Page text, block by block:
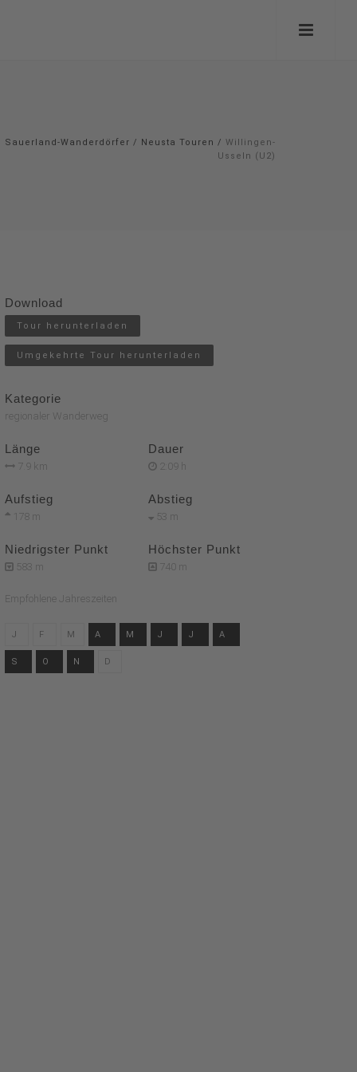
Sauerland-Wanderdörfer / Neusta Touren / Willingen-
Usseln (U2)
Download
Tour herunterladen
Umgekehrte Tour herunterladen
Kategorie
regionaler Wanderweg
Länge
7.9 km
Dauer
2:09 h
Aufstieg
178 m
Abstieg
53 m
Niedrigster Punkt
583 m
Höchster Punkt
740 m
Empfohlene Jahreszeiten
J F M A M J J A
S O N D